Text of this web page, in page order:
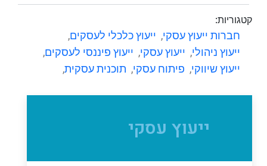
ייעוץ עסקי
קטגוריות:
חברות ייעוץ עסקי, ייעוץ כלכלי לעסקים,
ייעוץ ניהולי, ייעוץ עסקי, ייעוץ פיננסי לעסקים,
ייעוץ שיווקי, פיתוח עסקי, תוכנית עסקית,